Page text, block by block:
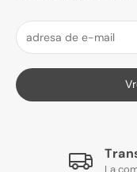
La